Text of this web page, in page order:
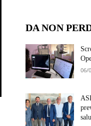
DA NON
06/